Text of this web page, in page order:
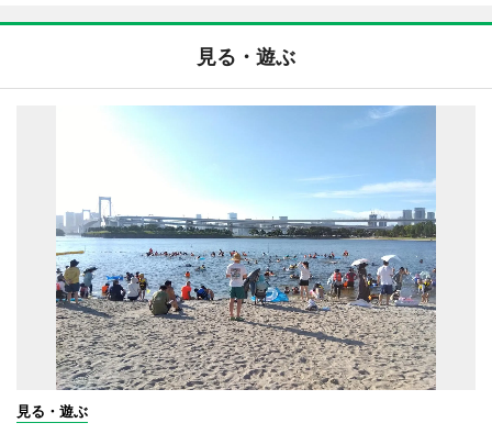
見る・遊ぶ
見る・遊ぶ